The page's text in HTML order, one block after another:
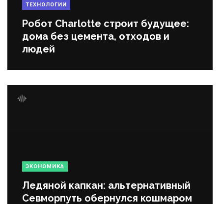
ТЕХНОЛОГИИ
Робот Charlotte строит будущее:
дома без цемента, отходов и
людей
ЭКОНОМИКА
Ледяной капкан: альтернативный
Севморпуть обернулся кошмаром